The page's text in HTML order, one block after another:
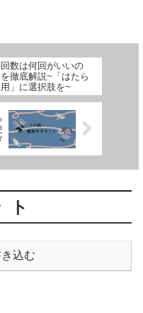
回数は何回がいいの
徹底解説~「はたら
」に選択肢を~
ト
込む